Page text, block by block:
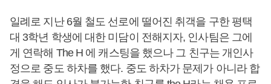
일례로 지난 6월 철도 선로에 떨어진 취객을 구한 평택
대 3학년 학생에 대한 미담이 전해지자, 인사팀은 그에
게 연락해 The H 에 캐스팅을 했으나 그 친구는 개인사
정으로 중도 하차를 했다. 중도 하차가 문제가 아니라 합